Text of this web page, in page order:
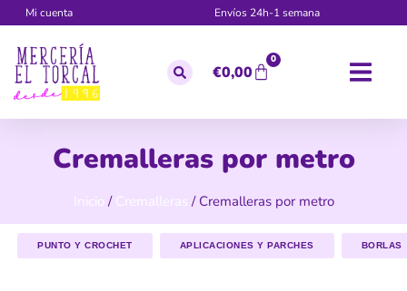
Mi cuenta Envíos 24h-1 semana
€0,00
0
Cremalleras por metro
Inicio / Cremalleras / Cremalleras por metro
PUNTO Y CROCHET APLICACIONES Y PARCHES BORLAS